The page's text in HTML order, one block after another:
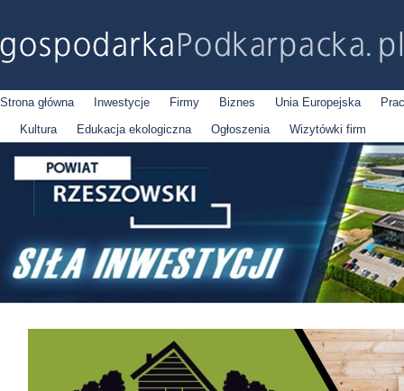
Strona główna Inwestycje Firmy Biznes Unia Europejska
Kultura
Edukacja ekologiczna Ogłoszenia Wizytówki firm